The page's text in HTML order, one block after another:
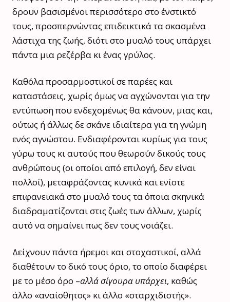
δρουν βασισμένοι περισσότερο στο ένστικτό
τους, προσπερνώντας επιδεικτικά τα σκασμένα
λάστιχα της ζωής, διότι στο μυαλό τους υπάρχει
πάντα μια ρεζέρβα κι ένας γρύλος.
Καθόλα προσαρμοστικοί σε παρέες και
καταστάσεις, χωρίς όμως να αγχώνονται για την
εντύπωση που ενδεχομένως θα κάνουν, μιας και,
ούτως ή άλλως δε σκάνε ιδιαίτερα για τη γνώμη
ενός αγνώστου. Ενδιαφέρονται κυρίως για τους
γύρω τους κι αυτούς που θεωρούν δικούς τους
ανθρώπους (οι οποίοι από επιλογή, δεν είναι
πολλοί), μεταφράζοντας κυνικά και ενίοτε
επιφανειακά στο μυαλό τους τα όποια σκηνικά
διαδραματίζονται στις ζωές των άλλων, χωρίς
αυτό να σημαίνει πως δεν τους νοιάζει.
Δείχνουν πάντα ήρεμοι και στοχαστικοί, αλλά
διαθέτουν το δικό τους όριο, το οποίο διαφέρει
με το μέσο όρο –αλλά σίγουρα υπάρχει, καθώς
άλλο «αναίσθητος» κι άλλο «σταρχιδιστής».